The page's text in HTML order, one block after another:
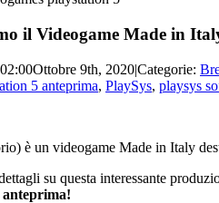
il Videogame Made in
Ottobre 9th, 2020|Categorie:
5 anteprima, PlaySys, playsys
è un videogame Made in Italy
su questa interessante
anteprima!